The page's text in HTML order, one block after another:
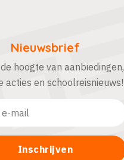
Nieuwsbrief
hoogte van aanbiedingen,
acties en schoolreisnieuws!